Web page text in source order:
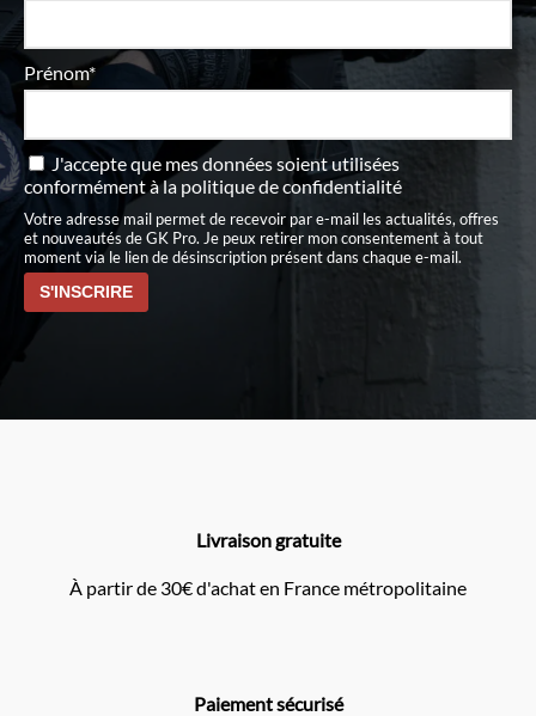
Prénom*
J'accepte que mes données soient utilisées
conformément àla politique de confidentialité
Votre adresse mail permet de recevoir par e-mail les actualités, offres
et nouveautés de GK Pro. Je peux retirer mon consentement à tout
moment via le lien de désinscription présent dans chaque e-mail.
Livraison gratuite
À partir de 30€ d'achat en France métropolitaine
Paiement sécurisé